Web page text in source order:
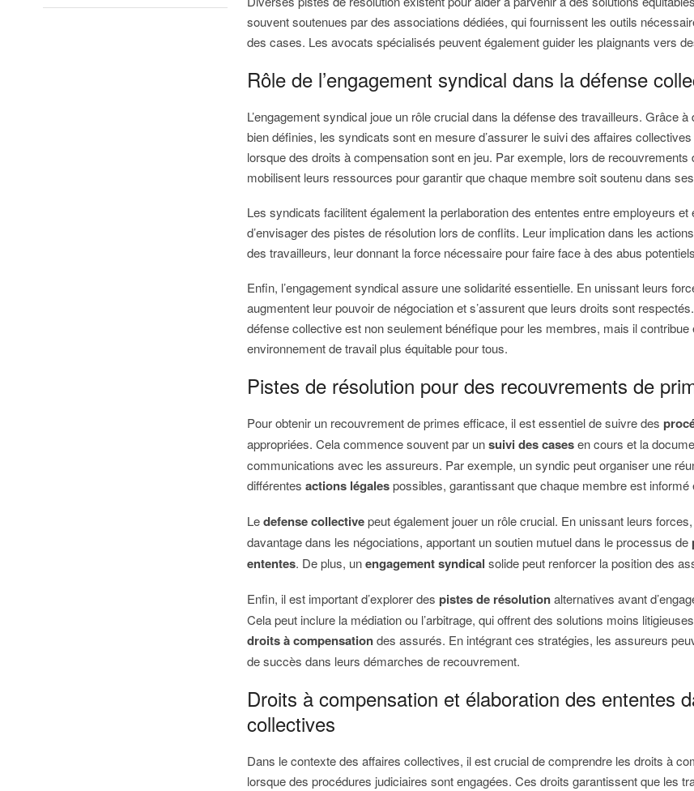
souvent soutenues par des associations dédiées, qui fournissent les outils
des cases. Les avocats spécialisés peuvent également guider les plaignants vers
Rôle de l’engagement syndical dans la défense
L’engagement syndical joue un rôle crucial dans la défense des travailleurs. Grâce
bien définies, les syndicats sont en mesure d’assurer le suivi des affaires
lorsque des droits à compensation sont en jeu. Par exemple, lors de
mobilisent leurs ressources pour garantir que chaque membre soit soutenu dans
Les syndicats facilitent également la perlaboration des ententes entre employeurs
d’envisager des pistes de résolution lors de conflits. Leur implication dans les
des travailleurs, leur donnant la force nécessaire pour faire face à des abus
Enfin, l’engagement syndical assure une solidarité essentielle. En unissant leurs
augmentent leur pouvoir de négociation et s’assurent que leurs droits sont
défense collective est non seulement bénéfique pour les membres, mais il contribue
environnement de travail plus équitable pour tous.
Pistes de résolution pour des recouvrements de
Pour obtenir un recouvrement de primes efficace, il est essentiel de suivre des
appropriées. Cela commence souvent par unsuivi des casesen cours et la
communications avec les assureurs. Par exemple, un syndic peut organiser une
différentesactions légalespossibles, garantissant que chaque membre est informé
Ledefense collectivepeut également jouer un rôle crucial. En unissant leurs
davantage dans les négociations, apportant un soutien mutuel dans le processus de
ententes. De plus, unengagement syndical solide peut renforcer la position des
Enfin, il est important d’explorer despistes de résolutionalternatives avant
Cela peut inclure la médiation ou l’arbitrage, qui offrent des solutions moins
droits à compensationdes assurés. En intégrant ces stratégies, les assureurs
de succès dans leurs démarches de recouvrement.
Droits à compensation et élaboration des ententes
collectives
Dans le contexte des affaires collectives, il est crucial de comprendre les droits à
lorsque des procédures judiciaires sont engagées. Ces droits garantissent que les